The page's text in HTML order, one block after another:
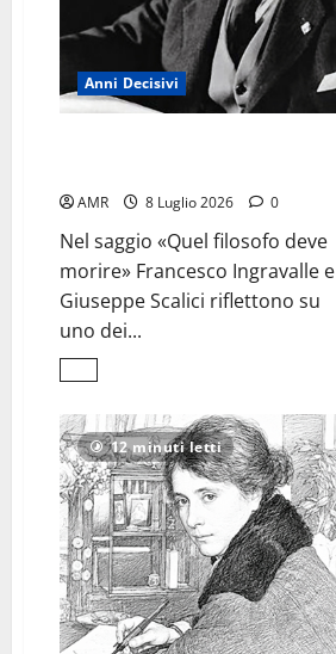
Anni Decisivi
AMR 8 Luglio 2026 0
Nel saggio «Quel filosofo deve
morire» Francesco Ingravalle e
Giuseppe Scalici riflettono su
uno dei...
Leggi
più
su
La
seconda
morte
<br>di
Giovanni
Gentile
12 minuti letti